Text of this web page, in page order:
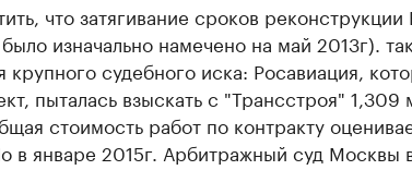
что затягивание сроков
изначально намечено на май 2013г).
крупного судебного иска: Росавиация,
пыталась взыскать с "Трансстроя" 1,309
стоимость работ по контракту
в январе 2015г. Арбитражный суд Москвы